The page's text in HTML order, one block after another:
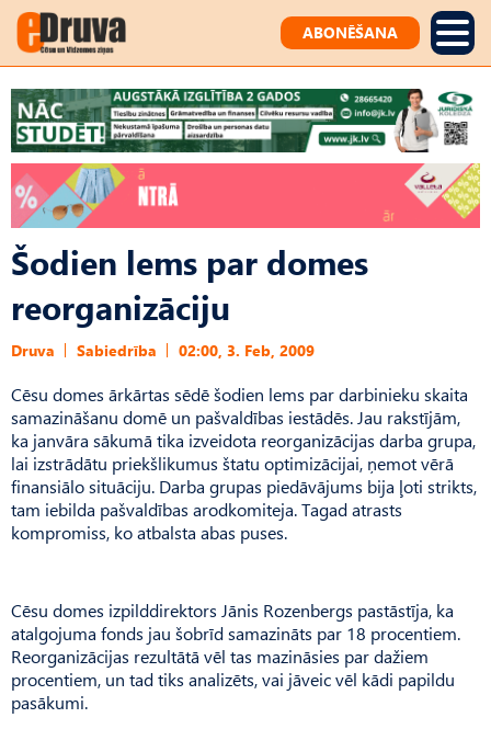
ABONĒŠANA
Šodien lems par domes
reorganizāciju
Druva Sabiedrība 02:00, 3. Feb, 2009
Cēsu domes ārkārtas sēdē šodien lems par darbinieku skaita
samazināšanu domē un pašvaldības iestādēs. Jau rakstījām,
ka janvāra sākumā tika izveidota reorganizācijas darba grupa,
lai izstrādātu priekšlikumus štatu optimizācijai, ņemot vērā
finansiālo situāciju. Darba grupas piedāvājums bija ļoti strikts,
tam iebilda pašvaldības arodkomiteja. Tagad atrasts
kompromiss, ko atbalsta abas puses.
Cēsu domes izpilddirektors Jānis Rozenbergs pastāstīja, ka
atalgojuma fonds jau šobrīd samazināts par 18 procentiem.
Reorganizācijas rezultātā vēl tas mazināsies par dažiem
procentiem, un tad tiks analizēts, vai jāveic vēl kādi papildu
pasākumi.